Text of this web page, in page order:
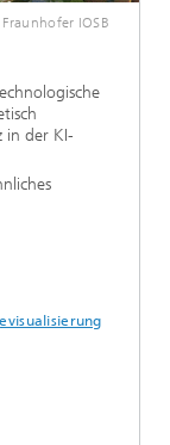
IOSB
in der KI-